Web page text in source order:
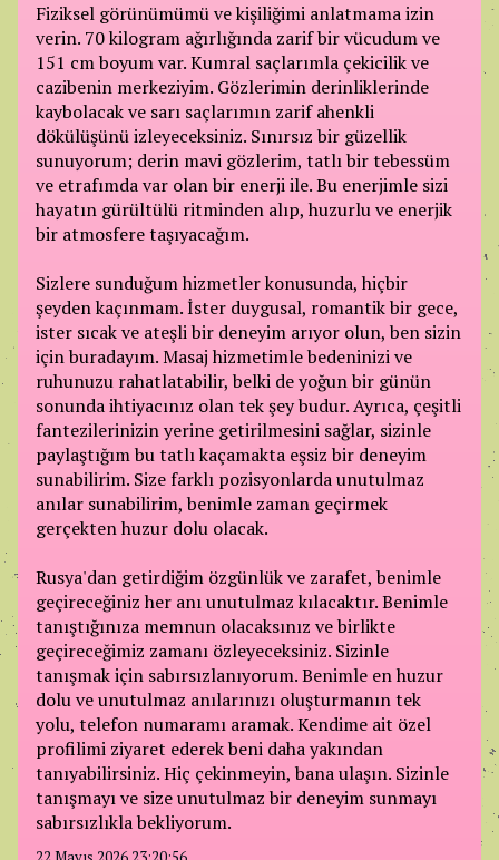
Fiziksel görünümümü ve kişiliğimi anlatmama izin
verin. 70 kilogram ağırlığında zarif bir vücudum ve
151 cm boyum var. Kumral saçlarımla çekicilik ve
cazibenin merkeziyim. Gözlerimin derinliklerinde
kaybolacak ve sarı saçlarımın zarif ahenkli
dökülüşünü izleyeceksiniz. Sınırsız bir güzellik
sunuyorum; derin mavi gözlerim, tatlı bir tebessüm
ve etrafımda var olan bir enerji ile. Bu enerjimle sizi
hayatın gürültülü ritminden alıp, huzurlu ve enerjik
bir atmosfere taşıyacağım.
Sizlere sunduğum hizmetler konusunda, hiçbir
şeyden kaçınmam. İster duygusal, romantik bir gece,
ister sıcak ve ateşli bir deneyim arıyor olun, ben sizin
için buradayım. Masaj hizmetimle bedeninizi ve
ruhunuzu rahatlatabilir, belki de yoğun bir günün
sonunda ihtiyacınız olan tek şey budur. Ayrıca, çeşitli
fantezilerinizin yerine getirilmesini sağlar, sizinle
paylaştığım bu tatlı kaçamakta eşsiz bir deneyim
sunabilirim. Size farklı pozisyonlarda unutulmaz
anılar sunabilirim, benimle zaman geçirmek
gerçekten huzur dolu olacak.
Rusya'dan getirdiğim özgünlük ve zarafet, benimle
geçireceğiniz her anı unutulmaz kılacaktır. Benimle
tanıştığınıza memnun olacaksınız ve birlikte
geçireceğimiz zamanı özleyeceksiniz. Sizinle
tanışmak için sabırsızlanıyorum. Benimle en huzur
dolu ve unutulmaz anılarınızı oluşturmanın tek
yolu, telefon numaramı aramak. Kendime ait özel
profilimi ziyaret ederek beni daha yakından
tanıyabilirsiniz. Hiç çekinmeyin, bana ulaşın. Sizinle
tanışmayı ve size unutulmaz bir deneyim sunmayı
sabırsızlıkla bekliyorum.